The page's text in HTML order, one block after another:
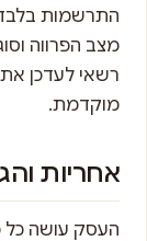
התרשמות
מצב הפרווה
רשאי לעדכן
מוקדמת.
אחריות
העסק עושה כל